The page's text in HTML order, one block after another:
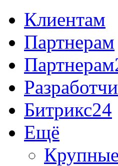
Клиентам
Партнерам
Битрикс24
Ещё